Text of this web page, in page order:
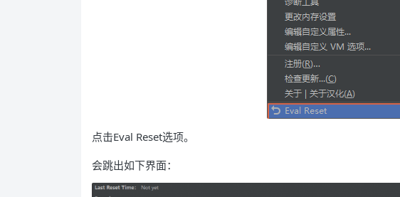
点击Eval Reset选项。
会跳出如下界面：